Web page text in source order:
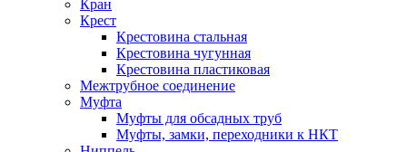
Кран
Крест
Крестовина стальная
Крестовина чугунная
Крестовина пластиковая
Межтрубное соединение
Муфта
Муфты для обсадных труб
Муфты, замки, переходники к НКТ